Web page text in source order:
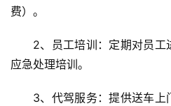
费）。
2、员工培训：定期对员
应急处理培训。
3、代驾服务：提供送车上